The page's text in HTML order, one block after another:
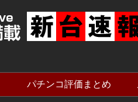
パチンコ評価まとめ